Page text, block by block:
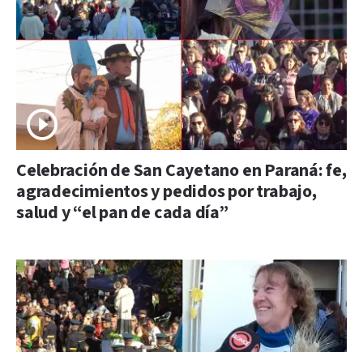
Celebración de San Cayetano en Paraná: fe,
agradecimientos y pedidos por trabajo,
salud y “el pan de cada día”